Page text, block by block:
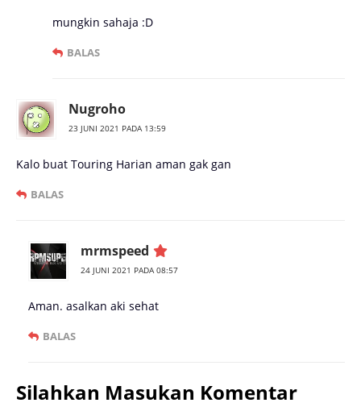
mungkin sahaja :D
BALAS
Nugroho
23 JUNI 2021 PADA 13:59
Kalo buat Touring Harian aman gak gan
BALAS
mrmspeed
24 JUNI 2021 PADA 08:57
Aman. asalkan aki sehat
BALAS
Silahkan Masukan Komentar